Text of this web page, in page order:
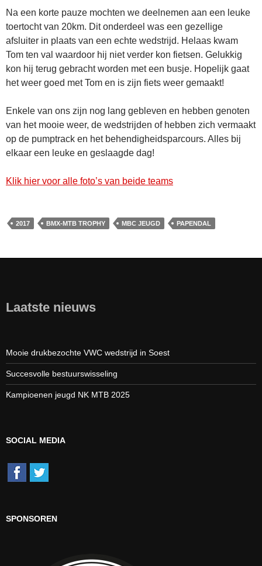
Na een korte pauze mochten we deelnemen aan een leuke
toertocht van 20km. Dit onderdeel was een gezellige
afsluiter in plaats van een echte wedstrijd. Helaas kwam
Tom ten val waardoor hij niet verder kon fietsen. Gelukkig
kon hij terug gebracht worden met een busje. Hopelijk gaat
het weer goed met Tom en is zijn fiets weer gemaakt!
Enkele van ons zijn nog lang gebleven en hebben genoten
van het mooie weer, de wedstrijden of hebben zich vermaakt
op de pumptrack en het behendigheidsparcours. Alles bij
elkaar een leuke en geslaagde dag!
Klik hier voor alle foto’s van beide teams
2017 BMX-MTB TROPHY MBC JEUGD PAPENDAL
Laatste nieuws
Mooie drukbezochte VWC wedstrijd in Soest
Succesvolle bestuurswisseling
Kampioenen jeugd NK MTB 2025
SOCIAL MEDIA
SPONSOREN